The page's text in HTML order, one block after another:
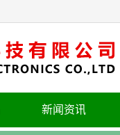
新闻资讯